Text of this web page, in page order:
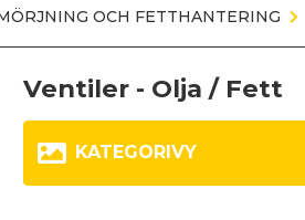
OCH FETTHANTERING
Ventiler - Olja / Fett
KATEGORIVY